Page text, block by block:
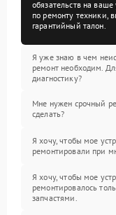
обязательств на
по ремонту техники,
гарантийный талон.
Я уже знаю в чем
ремонт необходим.
диагностику?
Мне нужен срочный
сделать?
Я хочу, чтобы мое
ремонтировали при
Я хочу, чтобы мое
ремонтировалось
запчастями.